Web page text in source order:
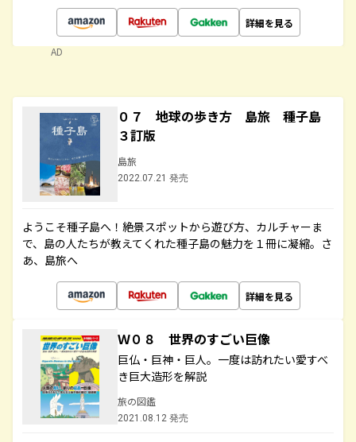
詳細を見る
AD
０７ 地球の歩き方 島旅 種子島
３訂版
島旅
2022.07.21 発売
ようこそ種子島へ！絶景スポットから遊び方、カルチャーま
で、島の人たちが教えてくれた種子島の魅力を１冊に凝縮。さ
あ、島旅へ
詳細を見る
Ｗ０８ 世界のすごい巨像
巨仏・巨神・巨人。一度は訪れたい愛すべ
き巨大造形を解説
旅の図鑑
2021.08.12 発売